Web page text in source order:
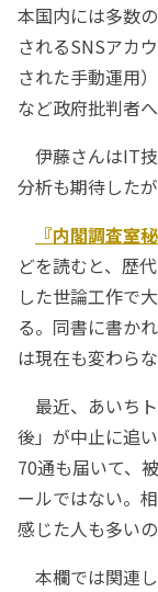
本国内には多数
されるSNSアカ
された手動運用
など政府批判者
伊藤さんはIT
分析も期待した
『内閣調査室
どを読むと、歴
した世論工作で
る。同書に書か
は現在も変わら
最近、あいち
後」が中止に追
70通も届いて、
ールではない。
感じた人も多い
本欄では関連し